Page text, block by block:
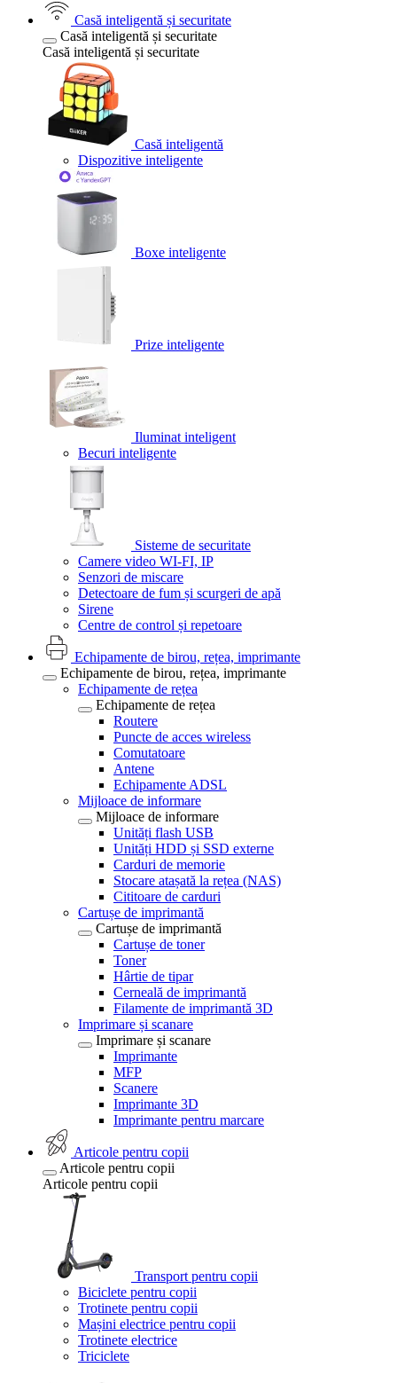
Casă inteligentă și securitate
Casă inteligentă și securitate
Casă inteligentă și securitate
Casă inteligentă
Dispozitive inteligente
Boxe inteligente
Prize inteligente
Iluminat inteligent
Becuri inteligente
Sisteme de securitate
Camere video WI-FI, IP
Senzori de miscare
Detectoare de fum și scurgeri de apă
Sirene
Centre de control și repetoare
Echipamente de birou, rețea, imprimante
Echipamente de birou, rețea, imprimante
Echipamente de rețea
Echipamente de rețea
Routere
Puncte de acces wireless
Comutatoare
Antene
Echipamente ADSL
Mijloace de informare
Mijloace de informare
Unități flash USB
Unități HDD și SSD externe
Carduri de memorie
Stocare atașată la rețea (NAS)
Cititoare de carduri
Cartușe de imprimantă
Cartușe de imprimantă
Cartușe de toner
Toner
Hârtie de tipar
Cerneală de imprimantă
Filamente de imprimantă 3D
Imprimare și scanare
Imprimare și scanare
Imprimante
MFP
Scanere
Imprimante 3D
Imprimante pentru marcare
Articole pentru copii
Articole pentru copii
Articole pentru copii
Transport pentru copii
Biciclete pentru copii
Trotinete pentru copii
Mașini electrice pentru copii
Trotinete electrice
Triciclete